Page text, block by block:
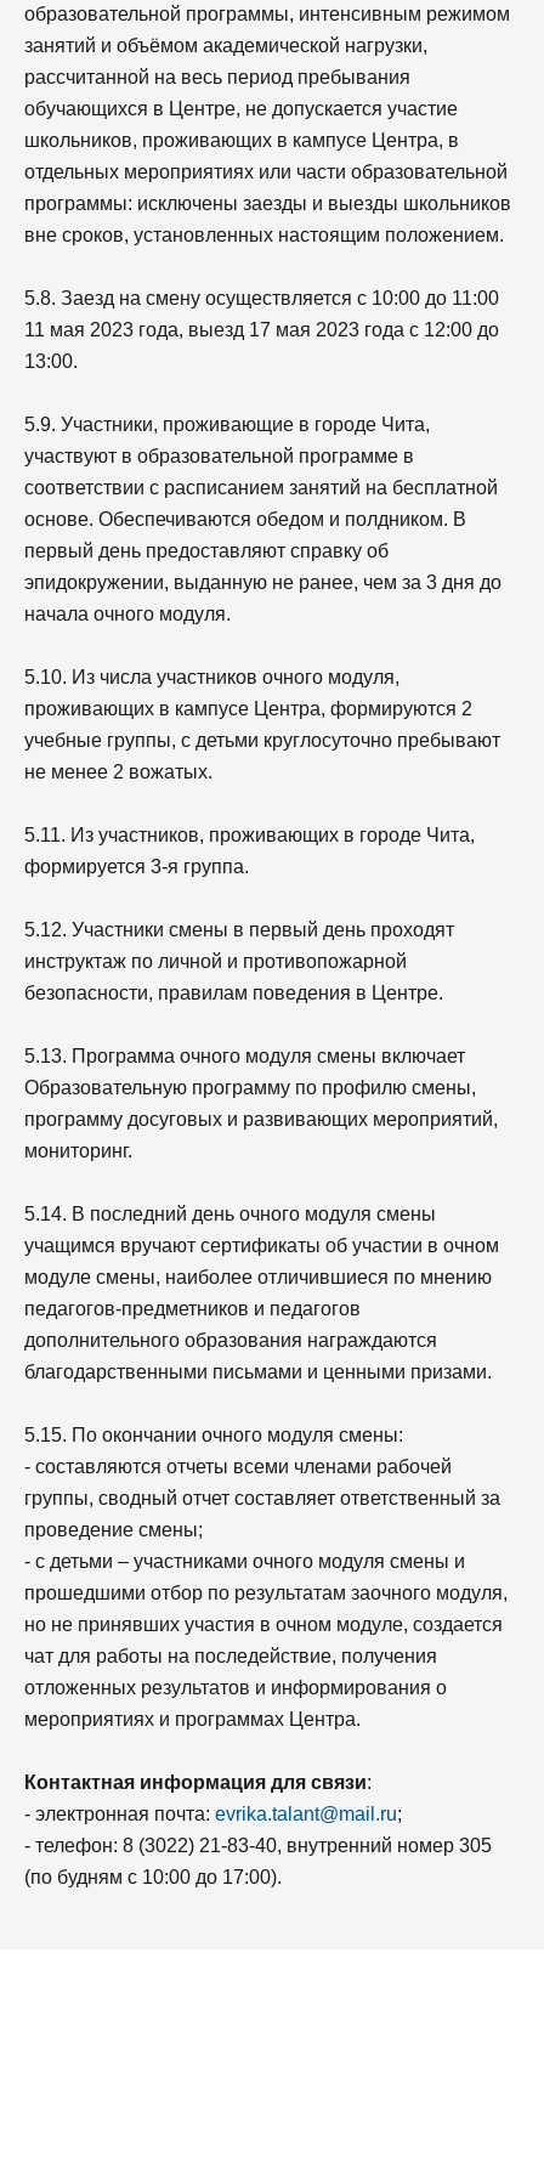
образовательной программы, интенсивным режимом
занятий и объёмом академической нагрузки,
рассчитанной на весь период пребывания
обучающихся в Центре, не допускается участие
школьников, проживающих в кампусе Центра, в
отдельных мероприятиях или части образовательной
программы: исключены заезды и выезды школьников
вне сроков, установленных настоящим положением.
5.8. Заезд на смену осуществляется с 10:00 до 11:00
11 мая 2023 года, выезд 17 мая 2023 года с 12:00 до
13:00.
5.9. Участники, проживающие в городе Чита,
участвуют в образовательной программе в
соответствии с расписанием занятий на бесплатной
основе. Обеспечиваются обедом и полдником. В
первый день предоставляют справку об
эпидокружении, выданную не ранее, чем за 3 дня до
начала очного модуля.
5.10. Из числа участников очного модуля,
проживающих в кампусе Центра, формируются 2
учебные группы, с детьми круглосуточно пребывают
не менее 2 вожатых.
5.11. Из участников, проживающих в городе Чита,
формируется 3-я группа.
5.12. Участники смены в первый день проходят
инструктаж по личной и противопожарной
безопасности, правилам поведения в Центре.
5.13. Программа очного модуля смены включает
Образовательную программу по профилю смены,
программу досуговых и развивающих мероприятий,
мониторинг.
5.14. В последний день очного модуля смены
учащимся вручают сертификаты об участии в очном
модуле смены, наиболее отличившиеся по мнению
педагогов-предметников и педагогов
дополнительного образования награждаются
благодарственными письмами и ценными призами.
5.15. По окончании очного модуля смены:
- составляются отчеты всеми членами рабочей
группы, сводный отчет составляет ответственный за
проведение смены;
- с детьми – участниками очного модуля смены и
прошедшими отбор по результатам заочного модуля,
но не принявших участия в очном модуле, создается
чат для работы на последействие, получения
отложенных результатов и информирования о
мероприятиях и программах Центра.
Контактная информация для связи:
- электронная почта: evrika.talant@mail.ru;
- телефон: 8 (3022) 21-83-40, внутренний номер 305
(по будням с 10:00 до 17:00).